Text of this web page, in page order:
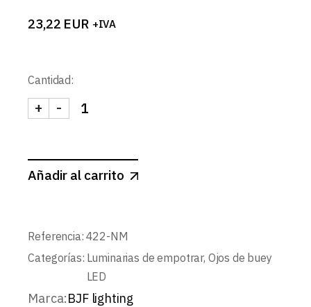
23,22 EUR +IVA
Cantidad:
SPOT CUADRADO Ø70mm GU10 IP65 NEGRO
-
+
Añadir al carrito
Referencia: 422-NM
Categorías: Luminarias de empotrar, Ojos de buey
LED
Marca:BJF lighting